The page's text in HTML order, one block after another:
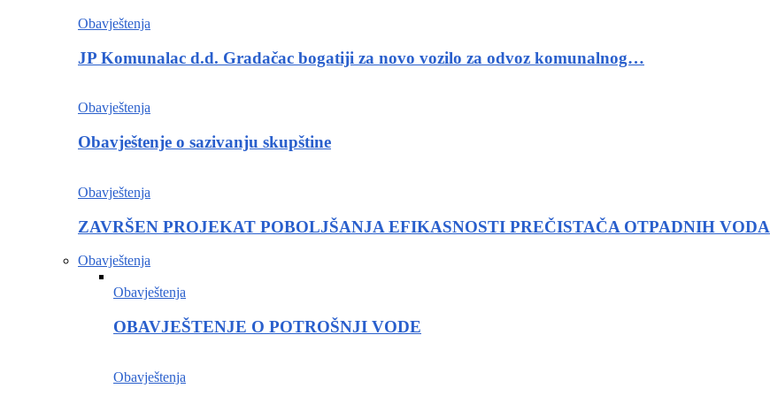
Obavještenja
JP Komunalac d.d. Gradačac bogatiji za novo vozilo za odvoz komunalnog…
Obavještenja
Obavještenje o sazivanju skupštine
Obavještenja
ZAVRŠEN PROJEKAT POBOLJŠANJA EFIKASNOSTI PREČISTAČA OTPADNIH VODA
Obavještenja
Obavještenja
OBAVJEŠTENJE O POTROŠNJI VODE
Obavještenja